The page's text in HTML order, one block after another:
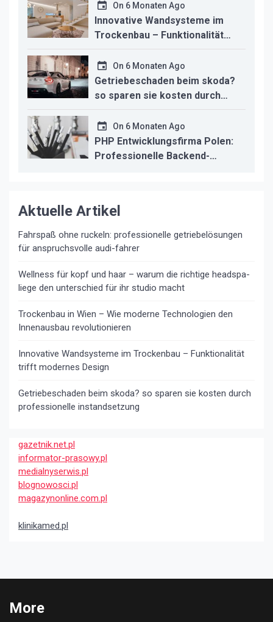
On 6 Monaten Ago
Innovative Wandsysteme im
Trockenbau – Funktionalität
trifft modernes Design
On 6 Monaten Ago
Getriebeschaden beim skoda?
so sparen sie kosten durch
professionelle instandsetzung
On 6 Monaten Ago
PHP Entwicklungsfirma Polen:
Professionelle Backend-
Aktuelle Artikel
Fahrspaß ohne ruckeln: professionelle getriebelösungen
für anspruchsvolle audi-fahrer
Wellness für kopf und haar – warum die richtige headspa-
liege den unterschied für ihr studio macht
Trockenbau in Wien – Wie moderne Technologien den
Innenausbau revolutionieren
Innovative Wandsysteme im Trockenbau – Funktionalität
trifft modernes Design
Getriebeschaden beim skoda? so sparen sie kosten durch
professionelle instandsetzung
gazetnik.net.pl
informator-prasowy.pl
medialnyserwis.pl
blognowosci.pl
magazynonline.com.pl
klinikamed.pl
More